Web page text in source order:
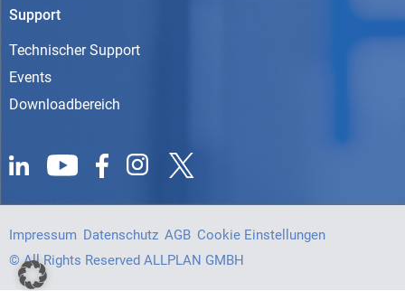
Support
Technischer Support
Events
Downloadbereich
Impressum Datenschutz AGB Cookie Einstellungen
© All Rights Reserved ALLPLAN GMBH